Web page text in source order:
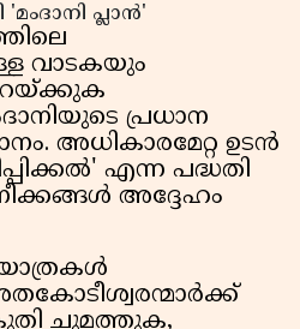
പ്ലാൻ'
വാടകയും
പ്രധാന
അധികാരമേറ്റ ഉടൻ
എന്ന പദ്ധതി
അദ്ദേഹം
ചുമത്തുക,